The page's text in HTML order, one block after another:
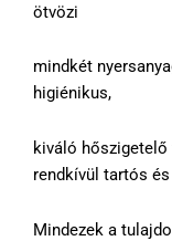
ötvözi
mindkét
higiénikus,
kiváló
rendkívül tartós
Mindezek a